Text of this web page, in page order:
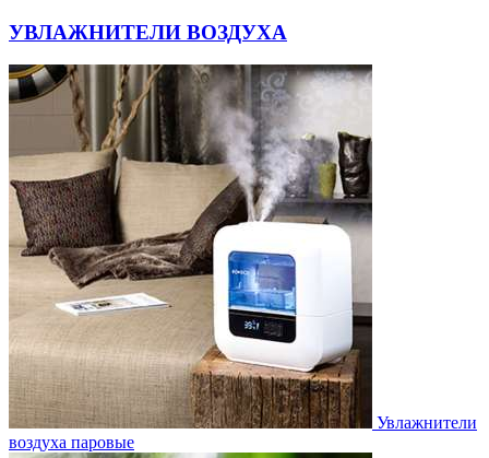
УВЛАЖНИТЕЛИ ВОЗДУХА
Увлажнители
воздуха паровые